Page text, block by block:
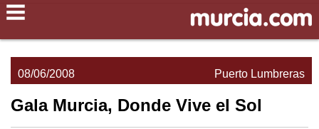
Puerto Lumbreras
08/06/2008
Gala Murcia, Donde Vive el Sol